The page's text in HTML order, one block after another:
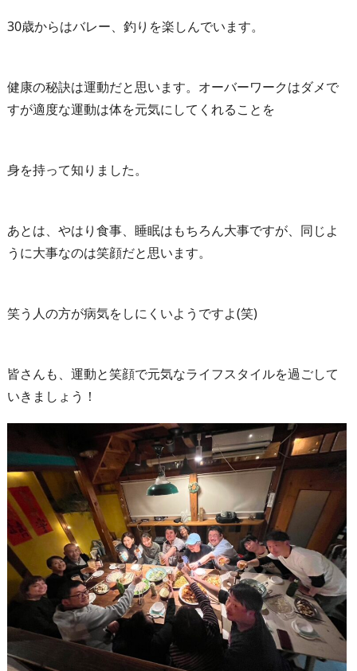
30歳からはバレー、釣りを楽しんでいます。
健康の秘訣は運動だと思います。オーバーワークはダメで
すが適度な運動は体を元気にしてくれることを
身を持って知りました。
あとは、やはり食事、睡眠はもちろん大事ですが、同じよ
うに大事なのは笑顔だと思います。
笑う人の方が病気をしにくいようですよ(笑)
皆さんも、運動と笑顔で元気なライフスタイルを過ごして
いきましょう！